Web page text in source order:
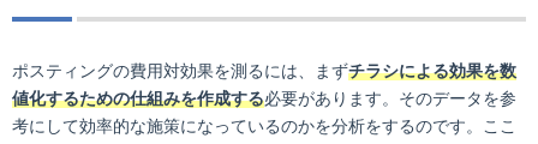
ポスティングの費用対効果を測るには、まずチラシによる効果を数
値化するための仕組みを作成する必要があります。そのデータを参
考にして効率的な施策になっているのかを分析をするのです。ここ